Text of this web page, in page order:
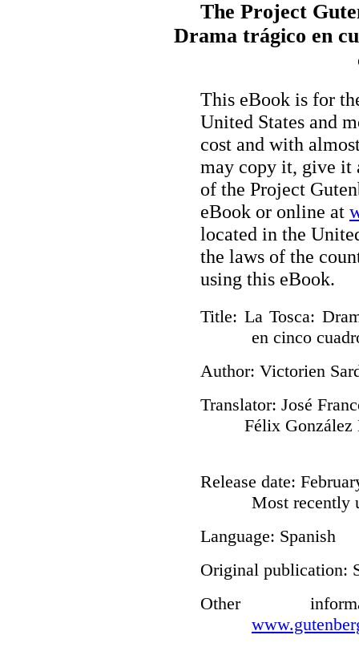
The Project
Drama trágico en
This eBook is for
United States and
cost and with
may copy it, give it
of the Project
eBook or online at
located in the
the laws of the
using this eBook.
Title: La Tosca:
en cinco
Author: Victorien
Translator: José
Félix González
Release date:
Most recently
Language: Spanish
Original publication:
Other